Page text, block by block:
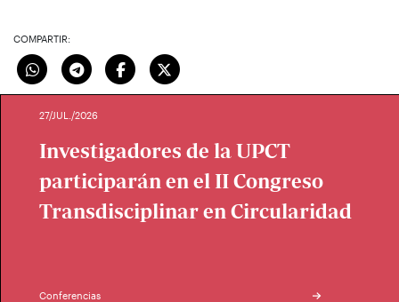
COMPARTIR:
27/JUL./2026
Investigadores de la UPCT
participarán en el II Congreso
Transdisciplinar en Circularidad
Conferencias